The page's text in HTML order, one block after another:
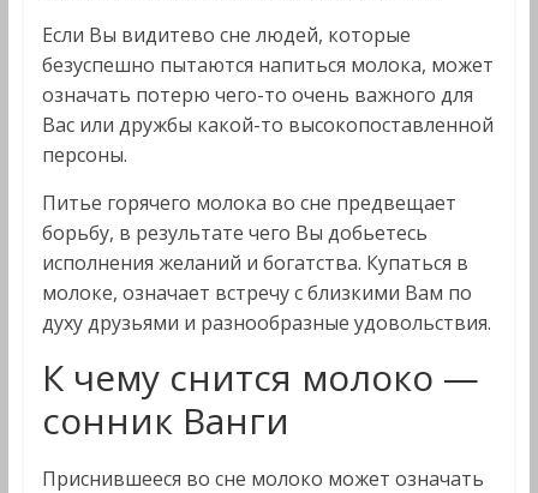
Если Вы видитево сне людей, которые
безуспешно пытаются напиться молока, может
означать потерю чего-то очень важного для
Вас или дружбы какой-то высокопоставленной
персоны.
Питье горячего молока во сне предвещает
борьбу, в результате чего Вы добьетесь
исполнения желаний и богатства. Купаться в
молоке, означает встречу с близкими Вам по
духу друзьями и разнообразные удовольствия.
К чему снится молоко —
сонник Ванги
Приснившееся во сне молоко может означать